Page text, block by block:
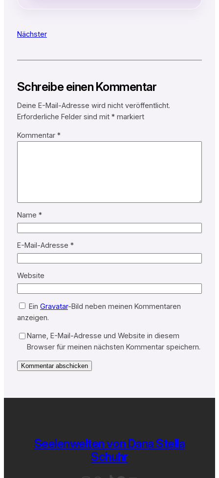
Nächster
Schreibe einen Kommentar
Deine E-Mail-Adresse wird nicht veröffentlicht.
Erforderliche Felder sind mit *markiert
Kommentar *
Name *
E-Mail-Adresse *
Website
Ein Gravatar-Bild neben meinen Kommentaren
anzeigen.
Name, E-Mail-Adresse und Website in diesem
Browser für meinen nächsten Kommentar speichern.
Seelenwelten von Dana Stella
Schuhr